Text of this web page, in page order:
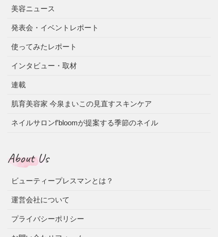
美容ニュース
発表会・イベントレポート
使ってみたレポート
インタビュー・取材
連載
肌育美容家 今泉まいこの見直すスキンケア
ネイルサロンf’bloomが提案する季節のネイル
About Us
ビューティープレスマンとは？
運営会社について
プライバシーポリシー